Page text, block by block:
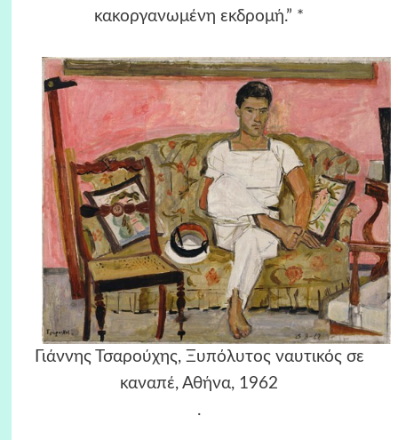
κακοργανωμένη εκδρομή.” *
Γιάννης Τσαρούχης, Ξυπόλυτος ναυτικός σε
καναπέ, Αθήνα, 1962
.